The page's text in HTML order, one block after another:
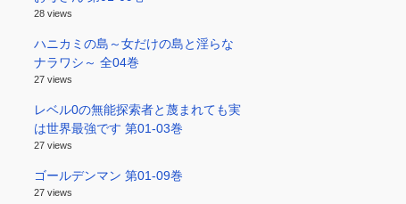
28 views
ハニカミの島～女だけの島と淫らな
ナラワシ～ 全04巻
27 views
レベル0の無能探索者と蔑まれても実
は世界最強です 第01-03巻
27 views
ゴールデンマン 第01-09巻
27 views